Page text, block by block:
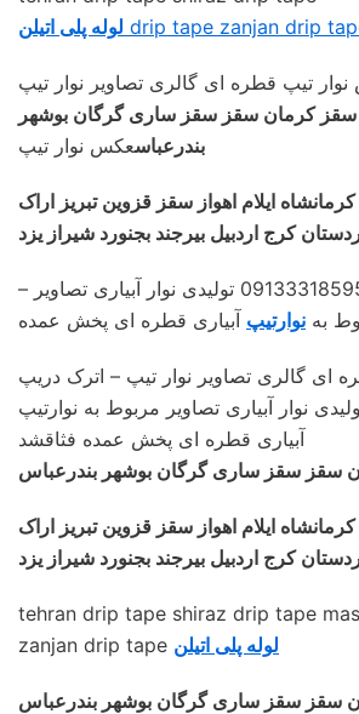
لوله پلی اتیلن drip tape zanjan drip
تیپ قطره ای گالری تصاویر نوار تیپ
سقز کرمان سقز سقز ساری گرگان بوشهر
بندرعباسعکس نوار تیپ
ایلام اهواز سقز قزوین تبریز اراک
کرج اردبیل بیرجند بجنورد شیراز یزد
به نوارتیپ آبیاری قطره ای پخش عمده
ای گالری تصاویر نوار تیپ – اترک دریپ
تولیدی نوار آبیاری تصاویر مربوط به نوارتیپ
آبیاری قطره ای پخش عمده فثاقشد
سقز سقز ساری گرگان بوشهر بندرعباس
ایلام اهواز سقز قزوین تبریز اراک
کرج اردبیل بیرجند بجنورد شیراز یزد
tehran drip tape shiraz drip tape
zanjan drip tape لوله پلی اتیلن
سقز سقز ساری گرگان بوشهر بندرعباس